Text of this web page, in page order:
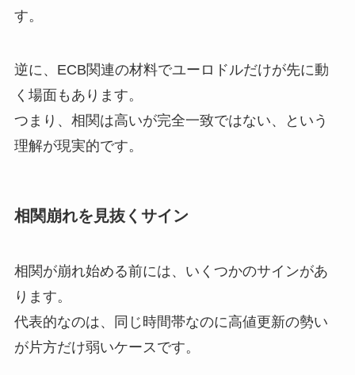
す。
逆に、ECB関連の材料でユーロドルだけが先に動
く場面もあります。
つまり、相関は高いが完全一致ではない、という
理解が現実的です。
相関崩れを見抜くサイン
相関が崩れ始める前には、いくつかのサインがあ
ります。
代表的なのは、同じ時間帯なのに高値更新の勢い
が片方だけ弱いケースです。